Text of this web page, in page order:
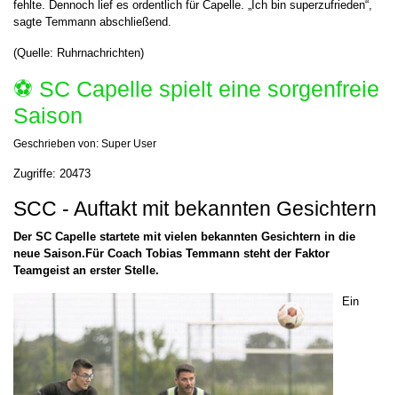
fehlte. Dennoch lief es ordentlich für Capelle. „Ich bin superzufrieden“,
sagte Temmann abschließend.
(Quelle: Ruhrnachrichten)
⚽️ SC Capelle spielt eine sorgenfreie
Saison
Geschrieben von: Super User
Zugriffe: 20473
SCC - Auftakt mit bekannten Gesichtern
Der SC Capelle startete mit vielen bekannten Gesichtern in die
neue Saison.Für Coach Tobias Temmann steht der Faktor
Teamgeist an erster Stelle.
Ein